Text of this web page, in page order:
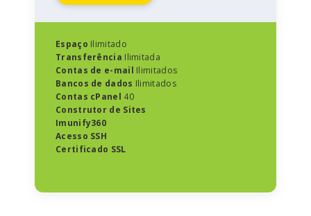
Espaço Ilimitado
Transferência Ilimitada
Contas de e-mail Ilimitados
Bancos de dados Ilimitados
Contas cPanel 40
Construtor de Sites
Imunify360
Acesso SSH
Certificado SSL